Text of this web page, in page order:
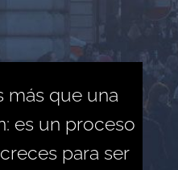
más que una
es un proceso
para ser